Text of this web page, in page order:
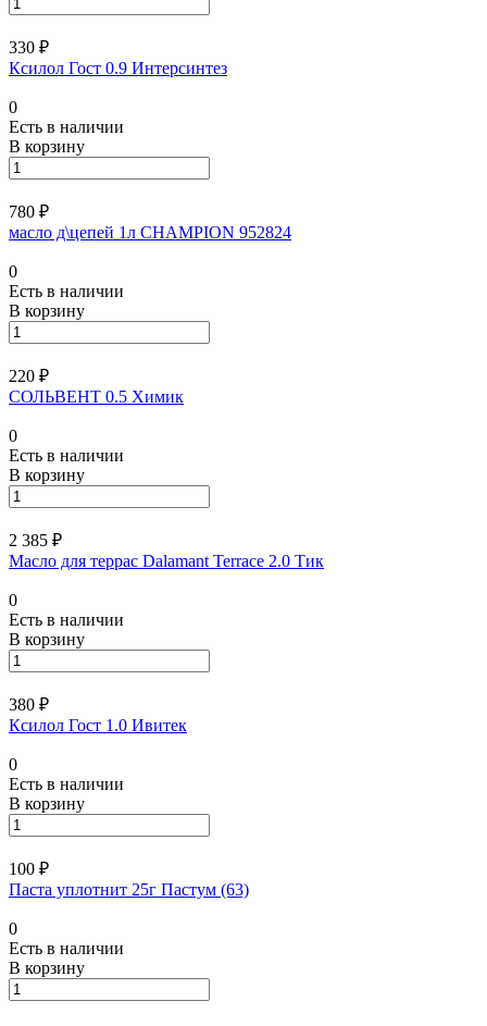
330 ₽
Ксилол Гост 0.9 Интерсинтез
0
Есть в наличии
В корзину
780 ₽
масло д\цепей 1л CHAMPION 952824
0
Есть в наличии
В корзину
220 ₽
СОЛЬВЕНТ 0.5 Химик
0
Есть в наличии
В корзину
2 385 ₽
Масло для террас Dalamant Terrace 2.0 Тик
0
Есть в наличии
В корзину
380 ₽
Ксилол Гост 1.0 Ивитек
0
Есть в наличии
В корзину
100 ₽
Паста уплотнит 25г Пастум (63)
0
Есть в наличии
В корзину